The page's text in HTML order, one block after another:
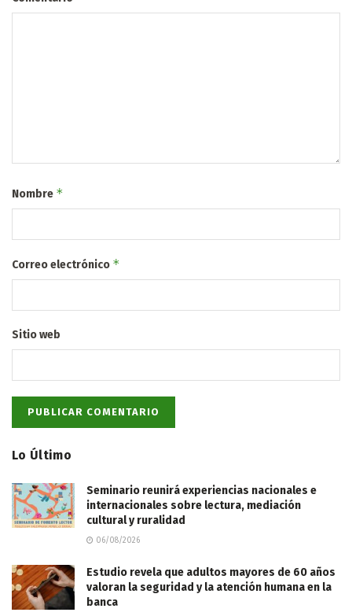
Nombre *
Correo electrónico *
Sitio web
Lo Último
Seminario reunirá experiencias nacionales e
internacionales sobre lectura, mediación
cultural y ruralidad
06/08/2026
Estudio revela que adultos mayores de 60 años
valoran la seguridad y la atención humana en la
banca